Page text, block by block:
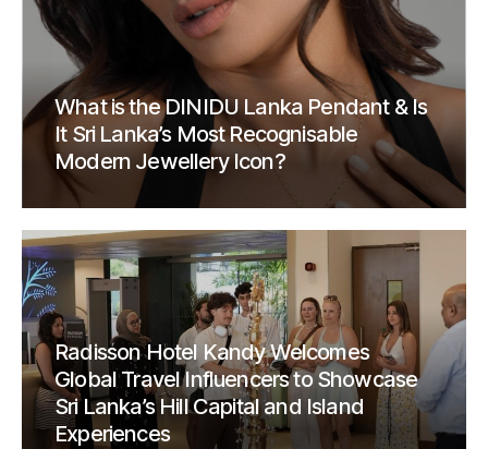
What is the DINIDU Lanka Pendant & Is
It Sri Lanka’s Most Recognisable
Modern Jewellery Icon?
Radisson Hotel Kandy Welcomes
Global Travel Influencers to Showcase
Sri Lanka’s Hill Capital and Island
Experiences